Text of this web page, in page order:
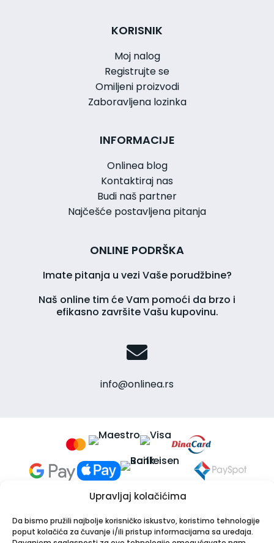
Upravljaj kolačićima
Da bismo pružili najbolje korisničko iskustvo, koristimo tehnologije
poput kolačića za čuvanje i/ili pristup informacijama sa uređaja.
KORISNIK
Moj nalog
Registrujte se
Omiljeni proizvodi
Zaboravljena lozinka
INFORMACIJE
Onlinea blog
Kontaktiraj nas
Budi naš partner
Najčešće postavljena pitanja
ONLINE PODRŠKA
Imate pitanja u vezi Vaše porudžbine?
Naš online tim će Vam pomoći da brzo i
efikasno završite Vašu kupovinu.
info@onlinea.rs